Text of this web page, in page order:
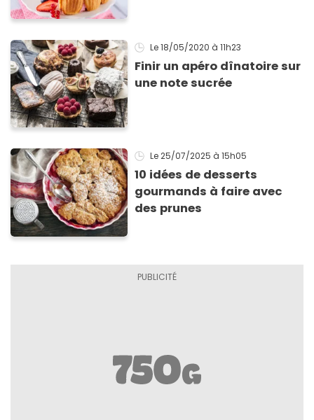
Le 18/05/2020 à 11h23
Finir un apéro dînatoire sur
une note sucrée
Le 25/07/2025 à 15h05
10 idées de desserts
gourmands à faire avec
des prunes